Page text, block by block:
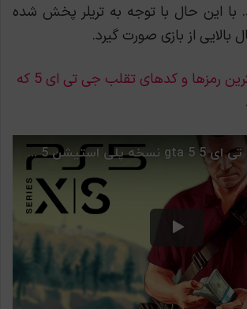
با این حال با توجه به تریلر پخش شده
بالایی از بازی صورت گیرد.
بهترین رمزها و کدهای تقلب جی تی ای 5 که